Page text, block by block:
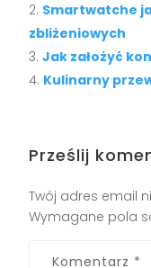
Smartwatche
zbliżeniowych
Jak założyć
Kulinarny
Prześlij
Twój adres email
Wymagane pola